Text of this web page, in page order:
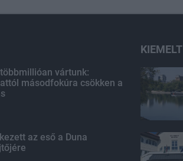
vártunk:
másodfokúra csökken a
az eső a Duna
KIEMELT